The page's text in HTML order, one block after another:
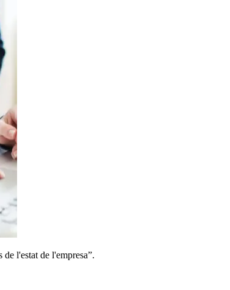
l'estat de l'empresa”.